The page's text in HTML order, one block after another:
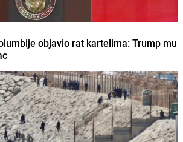
objavio rat kartelima: Trump mu